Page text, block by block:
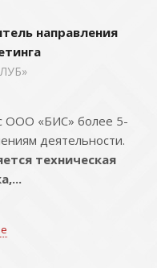
направления
ООО «БИС» более 5-
деятельности.
техническая